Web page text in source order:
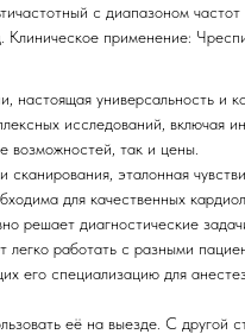
с диапазоном
применение:
универсальность
исследований,
возможностей, так и цены.
эталонная
для качественных
решает диагностические
легко работать с разными
его специализацию для
её на выезде. С